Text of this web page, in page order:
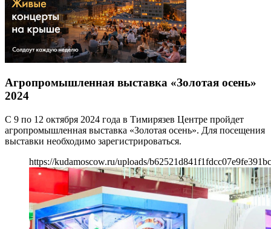
Агропромышленная выставка «Золотая осень»
2024
С 9 по 12 октября 2024 года в Тимирязев Центре пройдет
агропромышленная выставка «Золотая осень». Для посещения
выставки необходимо зарегистрироваться.
https://kudamoscow.ru/uploads/